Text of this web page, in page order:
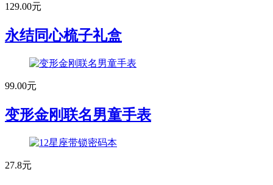
129.00元
永结同心梳子礼盒
99.00元
变形金刚联名男童手表
27.8元